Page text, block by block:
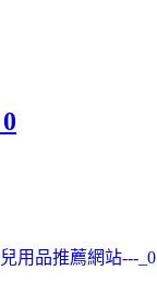
用品推薦網站---_0